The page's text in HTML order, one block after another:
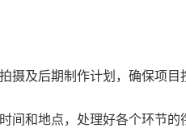
摄及后期制作计划，确保项目
间和地点，处理好各个环节的